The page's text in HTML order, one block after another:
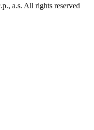
a.s. All rights reserved